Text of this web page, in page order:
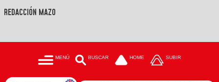
REDACCIÓN MAZO
MENÚ BUSCAR HOME SUBIR